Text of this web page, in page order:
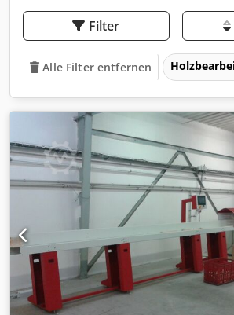
Filter
Alle Filter entfernen